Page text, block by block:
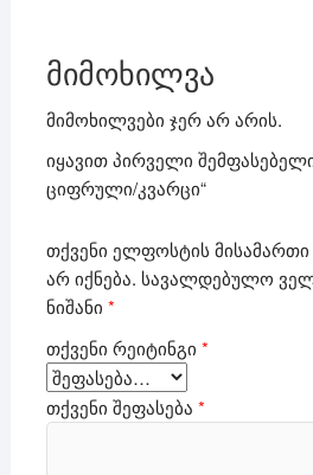
მიმოხილვა
მიმოხილვები ჯერ არ არის.
იყავით პირველი
ციფრული/კვარცი“
თქვენი ელფოსტის მისამართი
არ იქნება. სავალდებულო
ნიშანი *
თქვენი რეიტინგი *
თქვენი შეფასება *